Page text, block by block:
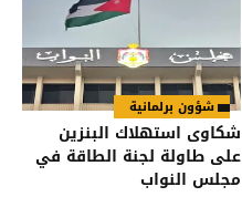
شؤون برلمانية
شكاوى استهلاك البنزين
على طاولة لجنة الطاقة في
مجلس النواب